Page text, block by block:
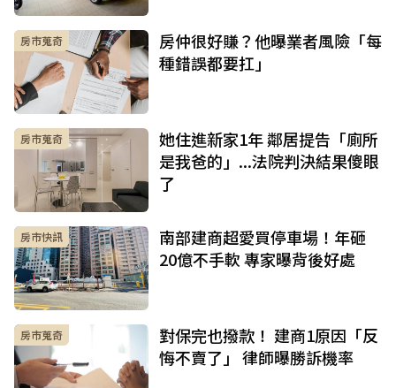
房市蒐奇
房仲很好賺？他曝業者風險「每
種錯誤都要扛」
房市蒐奇
她住進新家1年 鄰居提告「廁所
是我爸的」...法院判決結果傻眼
了
房市快訊
南部建商超愛買停車場！年砸
20億不手軟 專家曝背後好處
房市蒐奇
對保完也撥款！ 建商1原因「反
悔不賣了」 律師曝勝訴機率